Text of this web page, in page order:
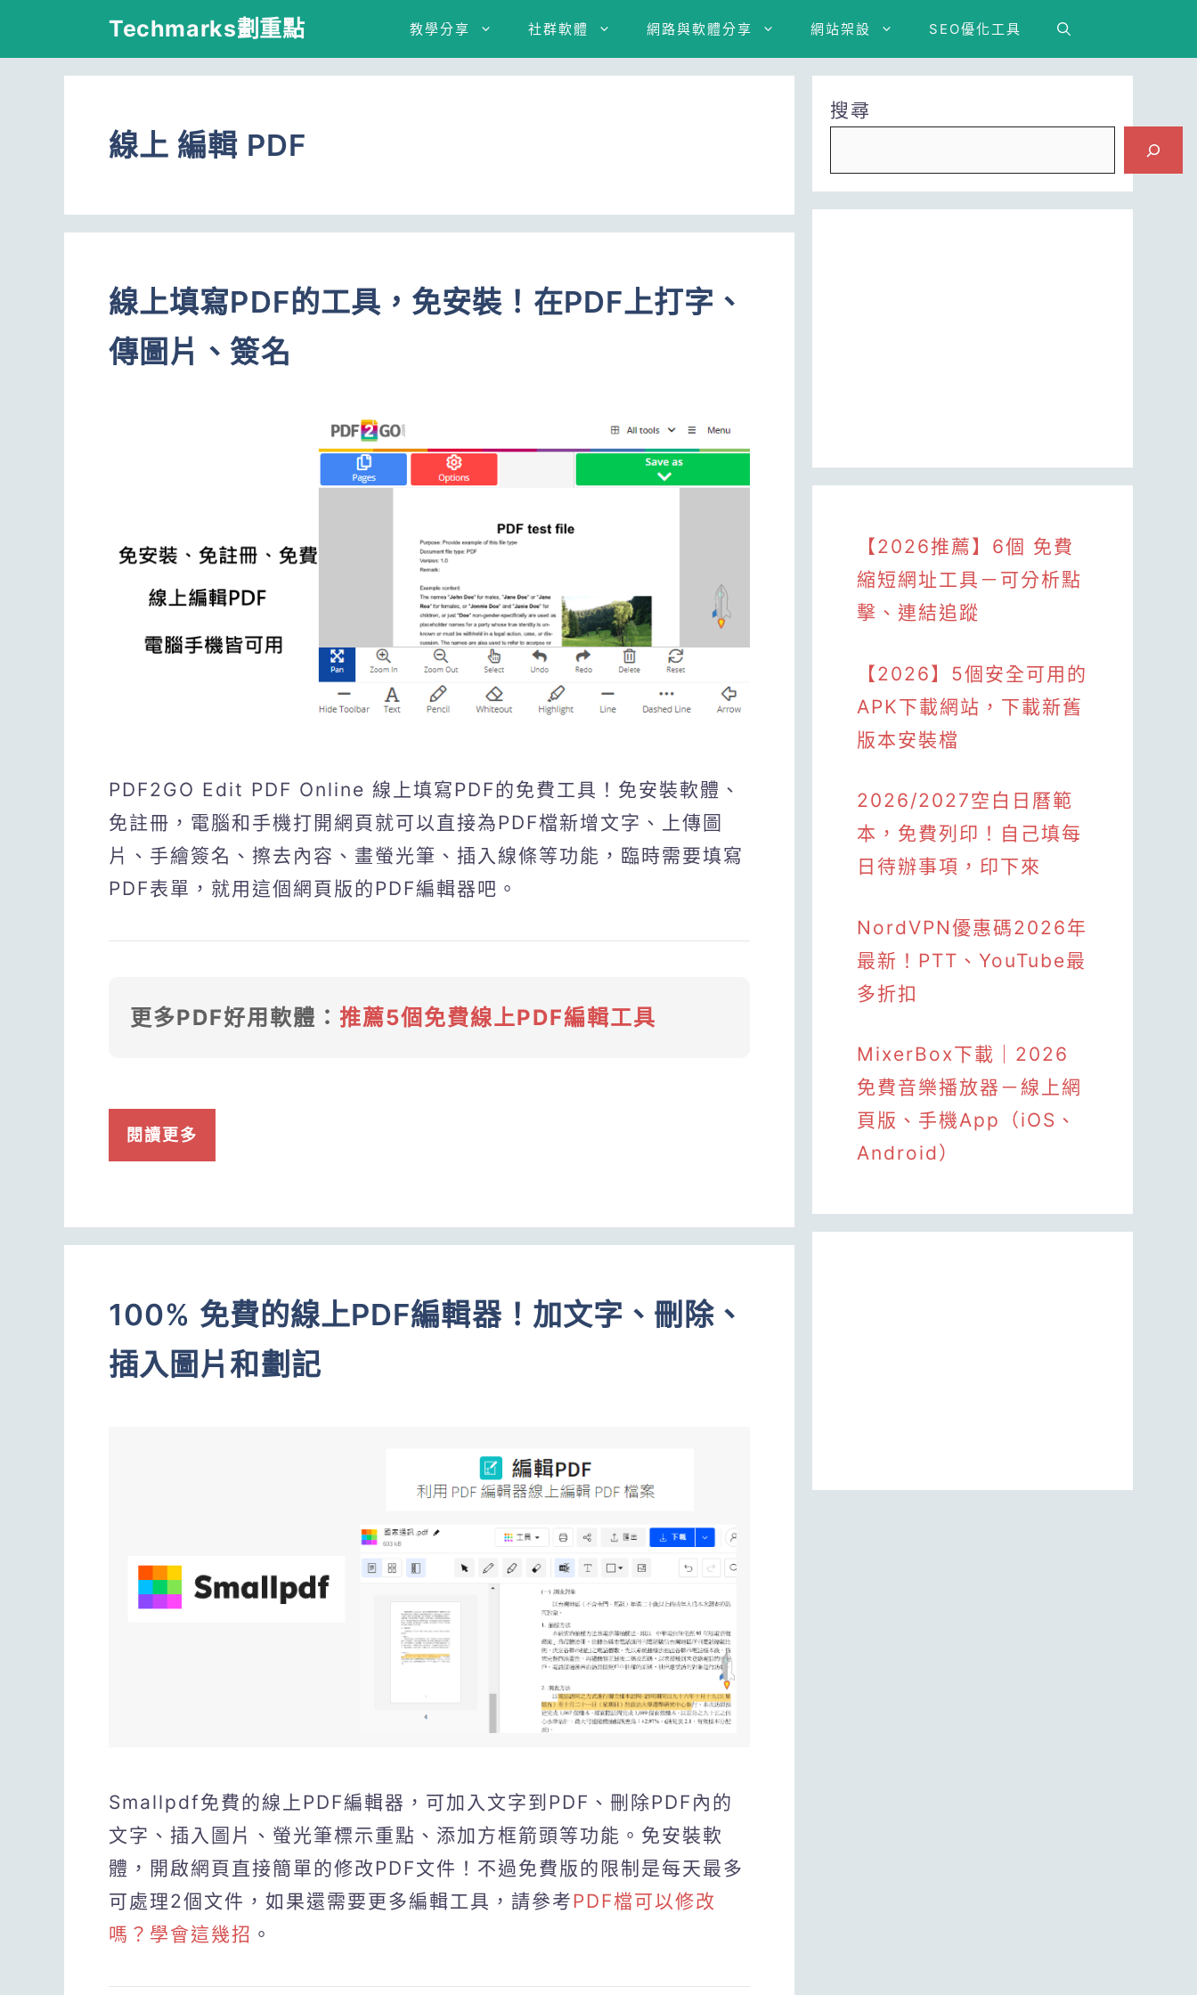
Techmarks劃重點 教學分享 社群軟體 網路與軟體分享 網站架設 SEO優化工具
線上 編輯 PDF
線上填寫PDF的工具，免安裝！在PDF上打字、
傳圖片、簽名
PDF2GO Edit PDF Online 線上填寫PDF的免費工具！免安裝軟體、
免註冊，電腦和手機打開網頁就可以直接為PDF檔新增文字、上傳圖
片、手繪簽名、擦去內容、畫螢光筆、插入線條等功能，臨時需要填寫
PDF表單，就用這個網頁版的PDF編輯器吧。
更多PDF好用軟體： 推薦5個免費線上PDF編輯工具
閱讀更多
100% 免費的線上PDF編輯器！加文字、刪除、
插入圖片和劃記
Smallpdf免費的線上PDF編輯器，可加入文字到PDF、刪除PDF內的
文字、插入圖片、螢光筆標示重點、添加方框箭頭等功能。免安裝軟
體，開啟網頁直接簡單的修改PDF文件！不過免費版的限制是每天最多
可處理2個文件，如果還需要更多編輯工具，請參考PDF檔可以修改
嗎？學會這幾招 。
搜尋
【2026推薦】6個 免費
縮短網址工具－可分析點
擊、連結追蹤
【2026】5個安全可用的
APK下載網站，下載新舊
版本安裝檔
2026/2027空白日曆範
本，免費列印！自己填每
日待辦事項，印下來
NordVPN優惠碼2026年
最新！PTT、YouTube最
多折扣
MixerBox下載｜2026
免費音樂播放器－線上網
頁版、手機App（iOS、
Android）